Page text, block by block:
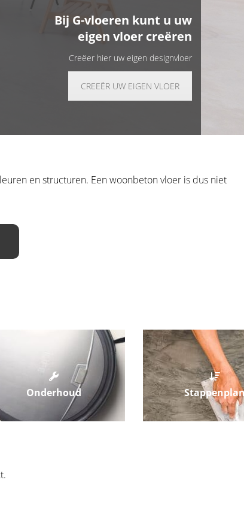
Bij G-vloeren kunt u uw
eigen vloer creëren
Creëer hier uw eigen designvloer
CREEËR UW EIGEN VLOER
en structuren. Een woonbeton vloer is dus niet
Onderhoud